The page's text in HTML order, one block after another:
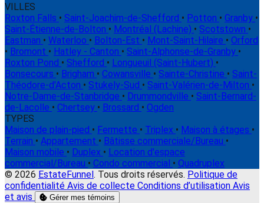
VILLES
Roxton Falls • Saint-Joachim-de-Shefford • Potton • Granby •
Saint-Étienne-de-Bolton • Montréal (Lachine) • Scotstown •
Eastman • Waterloo • Bolton-Est • Mont-Saint-Hilaire • Orford
• Bromont • Hatley - Canton • Saint-Alphonse-de-Granby •
Roxton Pond • Shefford • Longueuil (Saint-Hubert) •
Bonsecours • Brigham • Cowansville • Sainte-Christine • Saint-
Théodore-d'Acton • Stukely-Sud • Saint-Valérien-de-Milton •
Notre-Dame-de-Stanbridge • Drummondville • Saint-Bernard-
de-Lacolle • Chertsey • Brossard • Ogden
TYPES
Maison de plain-pied • Fermette • Triplex • Maison à étages •
Terrain • Appartement • Bâtisse commerciale/Bureau •
Maison mobile • Duplex • Location d'espace
commercial/Bureau • Condo commercial • Quadruplex
© 2026 EstateFunnel. Tous droits réservés. Politique de
confidentialité Avis de collecte Conditions d’utilisation Avis
et avis
Gérer mes témoins